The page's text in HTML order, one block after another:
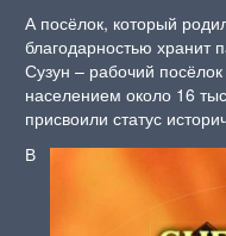
А посёлок, который
благодарностью хранит
Сузун – рабочий
населением около 16
присвоили статус
В